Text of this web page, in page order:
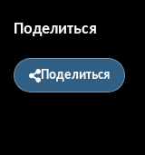
Поделиться
Поделиться